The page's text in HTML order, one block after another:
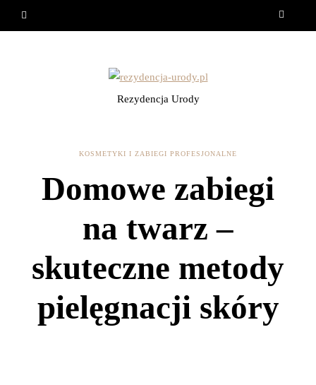
Rezydencja Urody
KOSMETYKI I ZABIEGI PROFESJONALNE
Domowe zabiegi
na twarz –
skuteczne metody
pielęgnacji skóry